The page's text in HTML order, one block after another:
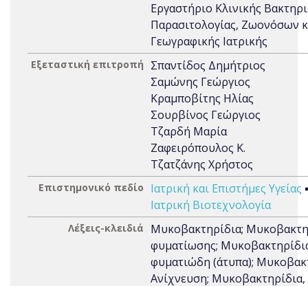
Εργαστήριο Κλινικής
Παρασιτολογίας, Ζωονόσων
Γεωγραφικής Ιατρικής
Εξεταστική επιτροπή
Σπαντίδος Δημήτριος
Σαμώνης Γεώργιος
Κραμποβίτης Ηλίας
Σουρβίνος Γεώργιος
Τζαρδή Μαρία
Ζαφειρόπουλος Κ.
Τζατζάνης Χρήστος
Επιστημονικό πεδίο Ιατρική και Επιστήμες Υγείας
Ιατρική Βιοτεχνολογία
Λέξεις-κλειδιά
Μυκοβακτηρίδια;
φυματίωσης;
φυματιώδη (άτυπα);
Ανίχνευση; Μυκοβακτηρίδια,